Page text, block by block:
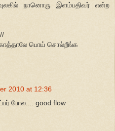
நானொரு இளம்பதிவர் என்ற
பொய் சொல்றீங்க
2010 at 12:36
போல.... good flow